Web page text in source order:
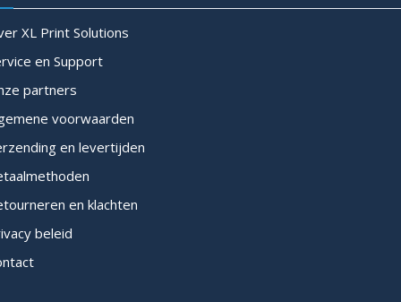
XL Print Solutions
en Support
partners
voorwaarden
en levertijden
en klachten
beleid